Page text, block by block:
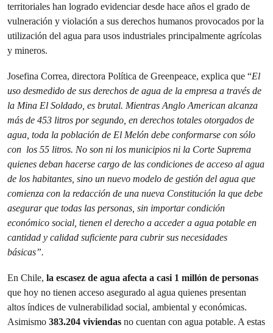
territoriales han logrado evidenciar desde hace años el grado de
vulneración y violación a sus derechos humanos provocados por la
utilización del agua para usos industriales principalmente agrícolas
y mineros.
Josefina Correa, directora Política de Greenpeace, explica que “El
uso desmedido de sus derechos de agua de la empresa a través de
la Mina El Soldado, es brutal. Mientras Anglo American alcanza
más de 453 litros por segundo, en derechos totales otorgados de
agua, toda la población de El Melón debe conformarse con sólo
con los 55 litros. No son ni los municipios ni la Corte Suprema
quienes deban hacerse cargo de las condiciones de acceso al agua
de los habitantes, sino un nuevo modelo de gestión del agua que
comienza con la redacción de una nueva Constitución la que debe
asegurar que todas las personas, sin importar condición
económico social, tienen el derecho a acceder a agua potable en
cantidad y calidad suficiente para cubrir sus necesidades
básicas”.
En Chile, la escasez de agua afecta a casi 1 millón de personas
que hoy no tienen acceso asegurado al agua quienes presentan
altos índices de vulnerabilidad social, ambiental y económicas.
Asimismo 383.204 viviendas no cuentan con agua potable. A estas